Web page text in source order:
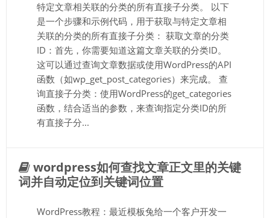
特定文章相关联的分类的所有直接子分类。 以下
是一个步骤和示例代码，用于获取与特定文章相
关联的分类的所有直接子分类： 获取文章的分类
ID：首先，你需要知道这篇文章关联的分类ID。
这可以通过查询文章数据或使用WordPress的API
函数（如wp_get_post_categories）来完成。 查
询直接子分类：使用WordPress的get_categories
函数，结合适当的参数，来查询指定分类ID的所
有直接子分...
wordpress如何查找文章正文里的关键
词并自动定位到关键词位置
WordPress教程：最近模板兔给一个客户开发一